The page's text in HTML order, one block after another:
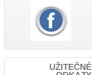
UŽITEČNÉ